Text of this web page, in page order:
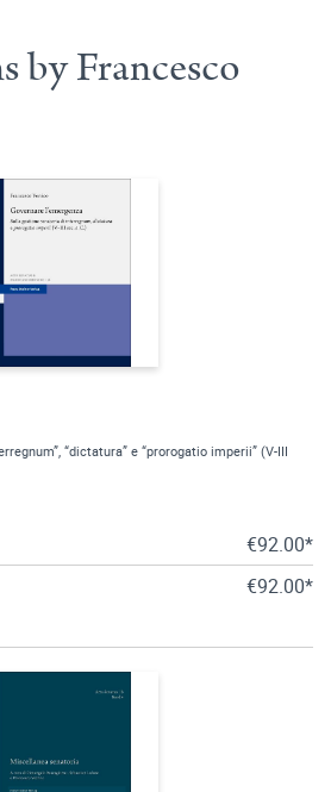
by Francesco
“dictatura” e “prorogatio imperii” (V-III
€92.00*
€92.00*